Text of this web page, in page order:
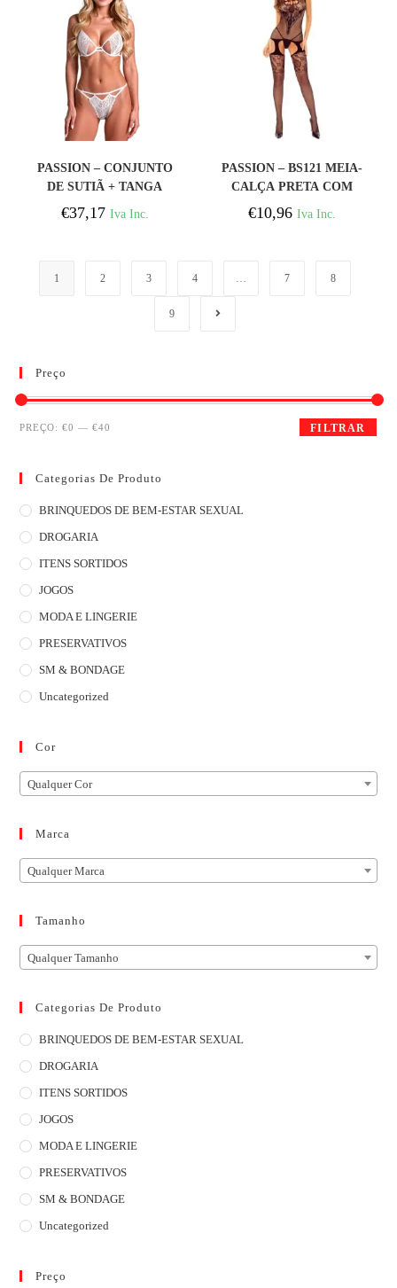
PASSION – CONJUNTO
DE SUTIÃ + TANGA
RESILQUE BRANCO P/M
€37,17 Iva Inc.
PASSION – BS121 MEIA-
CALÇA PRETA COM
EFEITO DE LIGA
€10,96 Iva Inc.
1 2 3 4 7 8
9
Preço
FILTRAR
PREÇO:€0 —€40
Categorias De Produto
BRINQUEDOS DE BEM-ESTAR SEXUAL
DROGARIA
ITENS SORTIDOS
JOGOS
MODA E LINGERIE
PRESERVATIVOS
SM & BONDAGE
Uncategorized
Cor
Qualquer Cor
Marca
Qualquer Marca
Tamanho
Qualquer Tamanho
Categorias De Produto
BRINQUEDOS DE BEM-ESTAR SEXUAL
DROGARIA
ITENS SORTIDOS
JOGOS
MODA E LINGERIE
PRESERVATIVOS
SM & BONDAGE
Uncategorized
Preço